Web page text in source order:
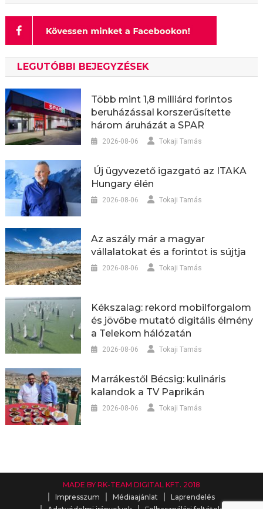
LEGUTÓBBI BEJEGYZÉSEK
Több mint 1,8 milliárd forintos
beruházással korszerűsítette
három áruházát a SPAR
2026-08-06 Tokaji Tamás
Új ügyvezető igazgató az ITAKA
Hungary élén
2026-08-06 Tokaji Tamás
Az aszály már a magyar
vállalatokat és a forintot is sújtja
2026-08-06 Tokaji Tamás
Kékszalag: rekord mobilforgalom
és jövőbe mutató digitális élmény
a Telekom hálózatán
2026-08-06 Tokaji Tamás
Marrákestől Bécsig: kulináris
kalandok a TV Paprikán
2026-08-06 Tokaji Tamás
MADE BY RK-TEAM DIGITAL KFT. 2018
Impresszum
Médiaajánlat
Laprendelés